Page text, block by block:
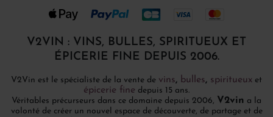
V2VIN : VINS, BULLES, SPIRITUEUX ET
ÉPICERIE FINE DEPUIS 2006.
V2Vin est le spécialiste de la vente de vins, bulles, spiritueux et
épicerie fine depuis 15 ans.
Véritables précurseurs dans ce domaine depuis 2006, V2vin a la
volonté de créer un nouvel espace de découverte, de partage et de